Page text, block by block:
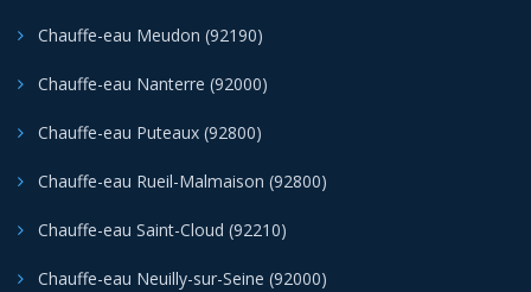
Chauffe-eau Meudon (92190)
Chauffe-eau Nanterre (92000)
Chauffe-eau Puteaux (92800)
Chauffe-eau Rueil-Malmaison (92800)
Chauffe-eau Saint-Cloud (92210)
Chauffe-eau Neuilly-sur-Seine (92000)